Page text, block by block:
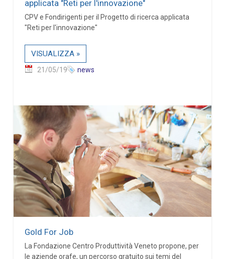
applicata "Reti per l'innovazione"
CPV e Fondirigenti per il Progetto di ricerca applicata
"Reti per l'innovazione"
VISUALIZZA »
21/05/19 news
Gold For Job
La Fondazione Centro Produttività Veneto propone, per
le aziende orafe, un percorso gratuito sui temi del